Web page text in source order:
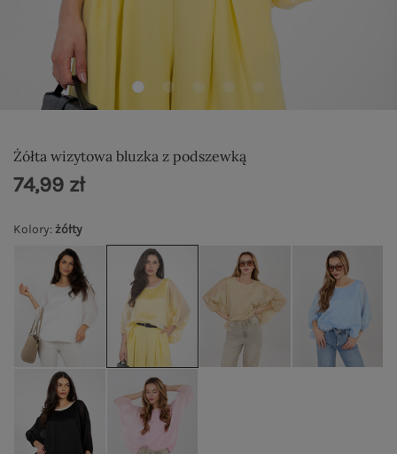
Żółta wizytowa bluzka z podszewką
Kolory:żółty
74,99 zł